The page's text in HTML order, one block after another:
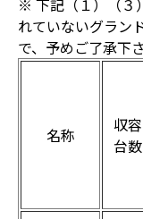
れていないグラン
で、予めご了承下さ
名称
収容
台数